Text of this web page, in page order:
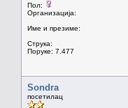
Пол:
Организација:
Име и презиме:
Струка:
Поруке: 7.477
Sondra
посетилац